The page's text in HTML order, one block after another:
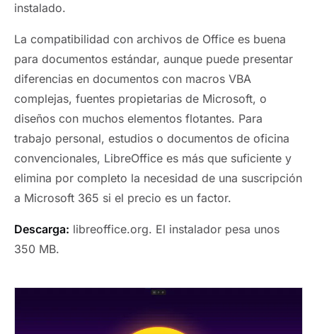
instalado.
La compatibilidad con archivos de Office es buena
para documentos estándar, aunque puede presentar
diferencias en documentos con macros VBA
complejas, fuentes propietarias de Microsoft, o
diseños con muchos elementos flotantes. Para
trabajo personal, estudios o documentos de oficina
convencionales, LibreOffice es más que suficiente y
elimina por completo la necesidad de una suscripción
a Microsoft 365 si el precio es un factor.
Descarga: libreoffice.org. El instalador pesa unos
350 MB.